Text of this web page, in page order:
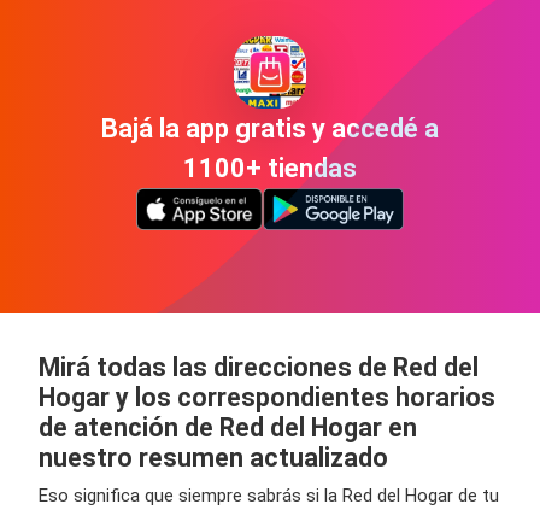
Bajá la app gratis y accedé a
1100+ tiendas
Mirá todas las direcciones de Red del
Hogar y los correspondientes horarios
de atención de Red del Hogar en
nuestro resumen actualizado
Eso significa que siempre sabrás si la Red del Hogar de tu